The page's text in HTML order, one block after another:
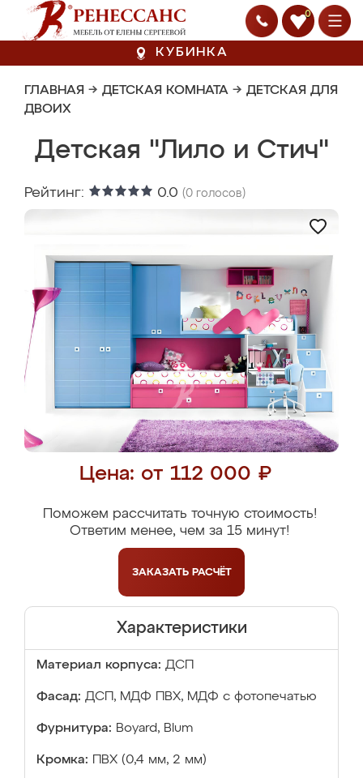
0
КУБИНКА
ГЛАВНАЯ → ДЕТСКАЯ КОМНАТА → ДЕТСКАЯ ДЛЯ
ДВОИХ
Детская "Лило и Стич"
Рейтинг: 0.0 (0 голосов)
Цена: от 112 000 ₽
Поможем рассчитать точную стоимость!
Ответим менее, чем за 15 минут!
ЗАКАЗАТЬ РАСЧЁТ
Характеристики
Материал корпуса: ДСП
Фасад: ДСП, МДФ ПВХ, МДФ с фотопечатью
Фурнитура: Boyard, Blum
Кромка: ПВХ (0,4 мм, 2 мм)